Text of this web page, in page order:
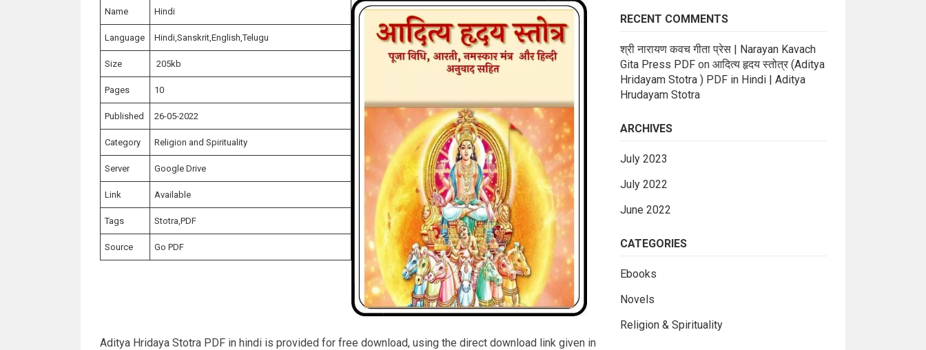
Name
Hindi
Language Hindi,Sanskrit,English,Telugu
Size 205kb
Pages 10
Published 26-05-2022
Category Religion and Spirituality
Server Google Drive
Link Available
Tags Stotra,PDF
Source Go PDF
Aditya Hridaya Stotra PDF in hindi is provided for free download, using the direct download link given in
RECENT COMMENTS
श्री नारायण कवच गीता प्रेस | Narayan Kavach
Gita Press PDFon आदित्य हृदय स्तोत्र (Aditya
Hridayam Stotra ) PDF in Hindi | Aditya
Hrudayam Stotra
ARCHIVES
July 2023
July 2022
June 2022
CATEGORIES
Ebooks
Novels
Religion & Spirituality